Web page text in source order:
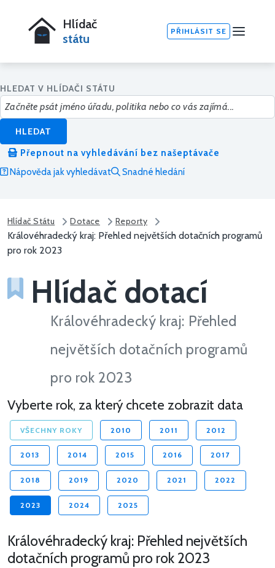
Hlídač
státu
PŘIHLÁSIT SE
HLEDAT V HLÍDAČI STÁTU
HLEDAT
Přepnout na vyhledávání bez našeptávače
Nápověda jak vyhledávat
Snadné hledání
Hlídač Státu Dotace Reporty
Královéhradecký kraj: Přehled největších dotačních programů
pro rok 2023
Hlídač dotací
Královéhradecký kraj: Přehled
největších dotačních programů
pro rok 2023
Vyberte rok, za který chcete zobrazit data
VŠECHNY ROKY 2010 2011 2012
2013 2014 2015 2016 2017
2018 2019 2020 2021 2022
2023 2024 2025
Královéhradecký kraj: Přehled největších
dotačních programů pro rok 2023